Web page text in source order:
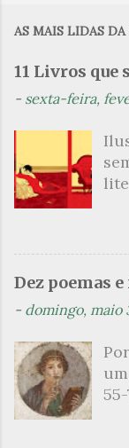
n
t
i
o
AS MAIS LIDAS DA
11 Livros que
- sexta-feira,
a
Dez poemas
- domingo, maio